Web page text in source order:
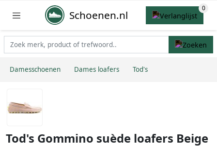
Schoenen.nl
Damesschoenen Dames loafers Tod's
Tod's Gommino suède loafers Beige